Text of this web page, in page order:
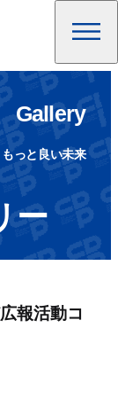
Gallery
もっと良い未来
ー
報活動コ